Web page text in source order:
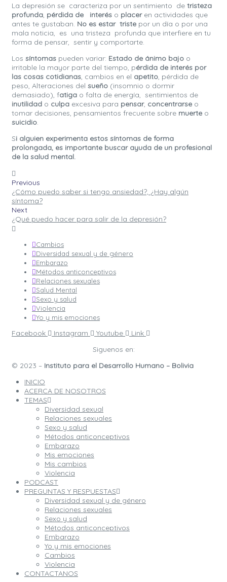
La depresión se caracteriza por un sentimiento de tristeza
profunda pérdida de interés o placeren actividades que
antes te gustaban. No es estar triste por un día o por una
mala noticia, es una tristeza profunda que interfiere en tu
forma de pensar, sentir y comportarte.
Los síntomas pueden variar: Estado de ánimo bajo o
irritable la mayor parte del tiempo, pérdida de interés por
las cosas cotidianas , cambios en el apetito , pérdida de
peso, Alteraciones del sueño (insomnio o dormir
demasiado), fatiga o falta de energía,
sentimientos de
inutilidad o culpa excesiva para pensar, concentrarse o
tomar decisiones, pensamientos frecuente sobre muerte o
suicidio
Si alguien experimenta estos síntomas de forma
prolongada, es importante buscar ayuda de un profesional
de la salud mental.
Previous
¿Cómo puedo saber si tengo ansiedad?, ¿Hay algún
síntoma?
Next
¿Qué puedo hacer para salir de la depresión?
Cambios
Diversidad sexual y de género
Embarazo
Métodos anticonceptivos
Relaciones sexuales
Salud Mental
Sexo y salud
Violencia
Yo y mis emociones
Facebook Instagram Youtube
Link
Siguenos en:
© 2023 – Instituto para el Desarrollo Humano – Bolivia
INICIO
ACERCA DE NOSOTROS
TEMAS
Diversidad sexual
Relaciones sexuales
Sexo y salud
Métodos anticonceptivos
Embarazo
Mis emociones
Mis cambios
Violencia
PODCAST
PREGUNTAS Y RESPUESTAS
Diversidad sexual y de género
Relaciones sexuales
Sexo y salud
Métodos anticonceptivos
Embarazo
Yo y mis emociones
Cambios
Violencia
CONTACTANOS